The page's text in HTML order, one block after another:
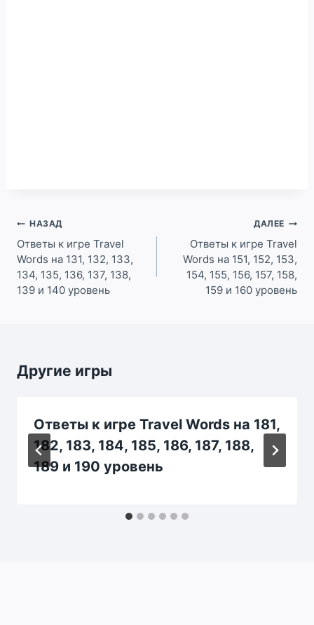
Навигация
по
записям
НАЗАД
Ответы к игре Travel
Words на 131, 132, 133,
134, 135, 136, 137, 138,
139 и 140 уровень
ДАЛЕЕ
Ответы к игре Travel
Words на 151, 152, 153,
154, 155, 156, 157, 158,
159 и 160 уровень
Другие игры
Ответы к игре Travel Words на 181,
182, 183, 184, 185, 186, 187, 188,
189 и 190 уровень